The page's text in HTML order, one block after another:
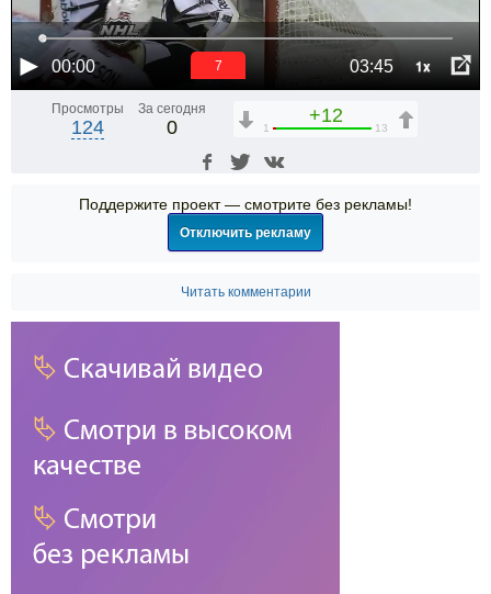
00:00 03:45 1x
6
Просмотры
124
За сегодня
0
+12
1 13
Поддержите проект — смотрите без рекламы!
Отключить рекламу
Читать комментарии